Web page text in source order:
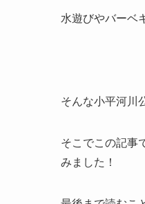
水遊びやバーベ
そんな小平河川
そこでこの記事
みました！